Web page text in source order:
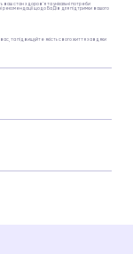
ваш стан здоров'я та унікальні потреби
рекомендації щодо БаДів для підтримки вашого
вас, та підвищуйте якість свого життя завдяки